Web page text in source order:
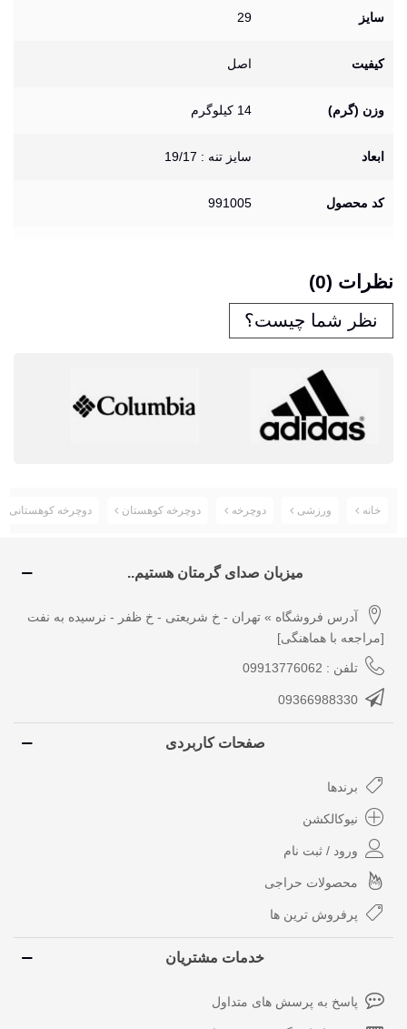
سایز 29
کیفیت اصل
وزن (گرم) 14 کیلوگرم
ابعاد سایز تنه : 19/17
کد محصول 991005
نظرات (0)
نظر شما چیست؟
خانه ورزشی دوچرخه دوچرخه کوهستان دوچرخه کوهستانی Cube AIM SL کد BYC-00026 سایز 29 مدل 2016
میزبان صدای گرمتان هستیم..
آدرس فروشگاه » تهران - خ شریعتی - خ ظفر - نرسیده به نفت
[مراجعه با هماهنگی]
تلفن : 09913776062
09366988330
صفحات کاربردی
برندها
نیوکالکشن
ورود / ثبت نام
محصولات حراجی
پرفروش ترین ها
خدمات مشتریان
پاسخ به پرسش های متداول